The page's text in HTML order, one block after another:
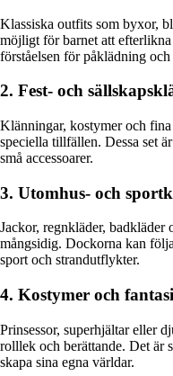
Klassiska outfits som byxor,
möjligt för barnet att
förståelsen för påklädning och
2. Fest- och
Klänningar, kostymer och
speciella tillfällen. Dessa set
små accessoarer.
3. Utomhus- och
Jackor, regnkläder, badkläder
mångsidig. Dockorna kan
sport och strandutflykter.
4. Kostymer och
Prinsessor, superhjältar eller
rolllek och berättande. Det är
skapa sina egna världar.